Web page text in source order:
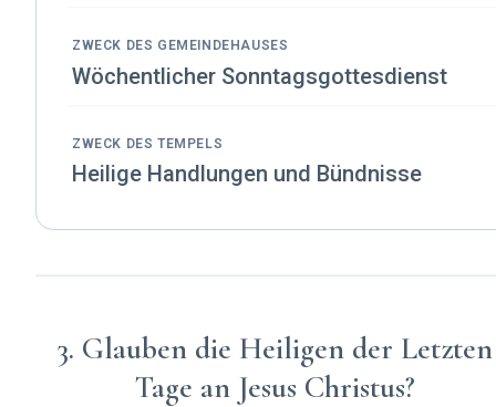
ZWECK DES GEMEINDEHAUSES
Wöchentlicher Sonntagsgottesdienst
ZWECK DES TEMPELS
Heilige Handlungen und Bündnisse
3. Glauben die Heiligen der Letzten
Tage an Jesus Christus?